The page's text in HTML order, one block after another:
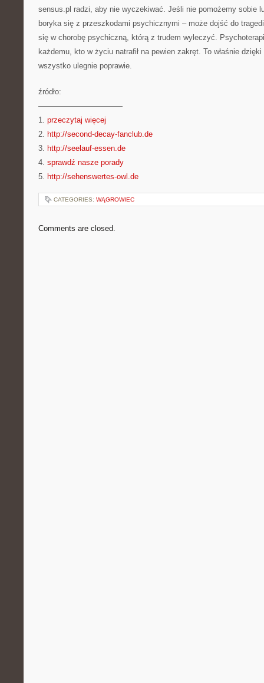
sensus.pl radzi, aby nie wyczekiwać. Jeśli nie pomożemy sobie
boryka się z przeszkodami psychicznymi – może dojść do
się w chorobę psychiczną, którą z trudem wyleczyć.
każdemu, kto w życiu natrafił na pewien zakręt. To właśnie
wszystko ulegnie poprawie.
źródło:
———————————
1. przeczytaj więcej
2. http://second-decay-fanclub.de
3. http://seelauf-essen.de
4. sprawdź nasze porady
5. http://sehenswertes-owl.de
CATEGORIES: WĄGROWIEC
Comments are closed.